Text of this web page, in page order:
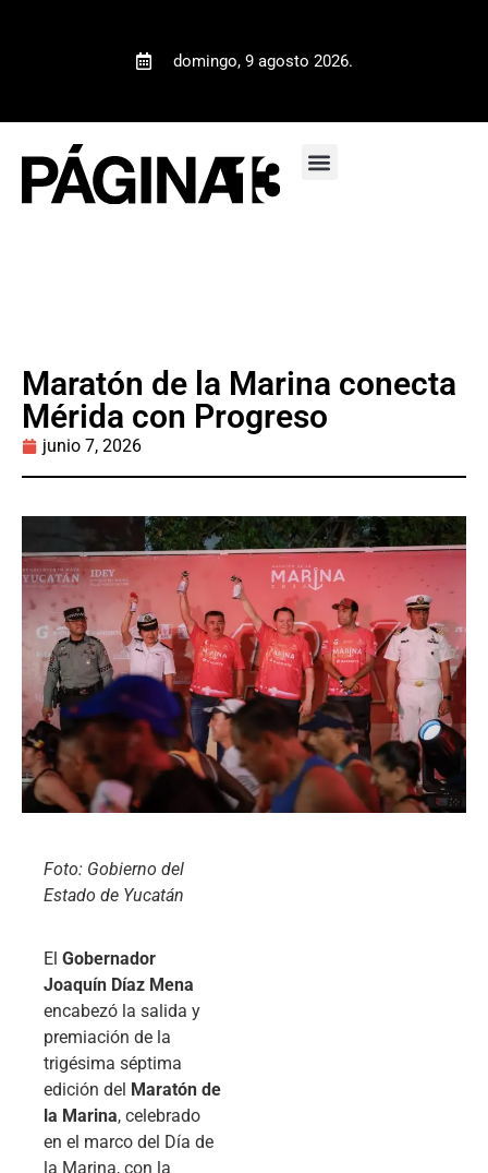
domingo, 9 agosto 2026.
Maratón de la Marina conecta
Mérida con Progreso
junio 7, 2026
Foto: Gobierno del
Estado de Yucatán
El Gobernador
Joaquín Díaz Mena
encabezó la salida y
premiación de la
trigésima séptima
edición del Maratón de
la Marina, celebrado
en el marco del Día de
la Marina, con la